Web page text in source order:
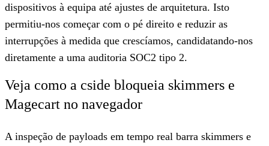
dispositivos à equipa até ajustes de arquitetura. Isto
permitiu-nos começar com o pé direito e reduzir as
interrupções à medida que crescíamos, candidatando-nos
diretamente a uma auditoria SOC2 tipo 2.
Veja como a cside bloqueia skimmers e
Magecart no navegador
A inspeção de payloads em tempo real barra skimmers e